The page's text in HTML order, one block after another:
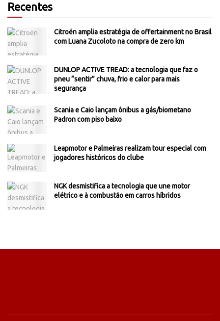
Recentes
Citroën amplia estratégia de offertainment no Brasil
com Luana Zucoloto na compra de zero km
DUNLOP ACTIVE TREAD: a tecnologia que faz o
pneu “sentir” chuva, frio e calor para mais
segurança
Scania e Caio lançam ônibus a gás/biometano
Padron com piso baixo
Leapmotor e Palmeiras realizam tour especial com
jogadores históricos do clube
NGK desmistifica a tecnologia que une motor
elétrico e à combustão em carros híbridos